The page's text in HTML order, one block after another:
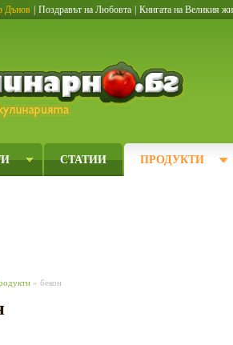
Дънов Поздравът на Любовта Книгата на Великия
СТАТИИ ПРОДУКТИ
» бекон